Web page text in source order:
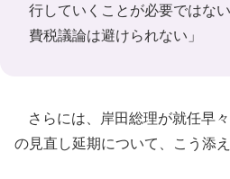
行していくことが必要ではな
費税議論は避けられない」
さらには、岸田総理が就任早
の見直し延期について、こう添え